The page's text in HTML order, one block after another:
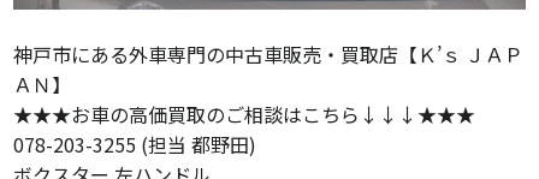
神戸市にある外車専門の中古車販売・買取店【Ｋ’ｓ ＪＡＰ
ＡＮ】
★★★お車の高価買取のご相談はこちら↓↓↓★★★
078-203-3255 (担当 都野田)